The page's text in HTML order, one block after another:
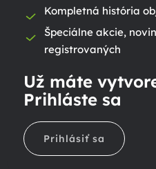
Kompletná história
Špeciálne akcie,
registrovaných
Už máte
Prihláste sa
Prihlásiť sa